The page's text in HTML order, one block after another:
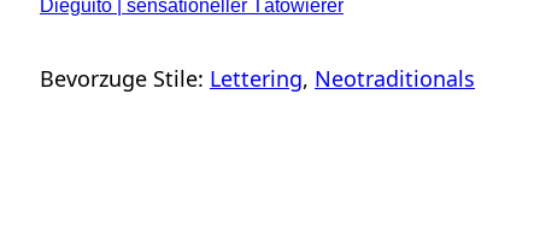
Dieguito | sensationeller Tätowierer
Bevorzuge Stile: Lettering, Neotraditionals